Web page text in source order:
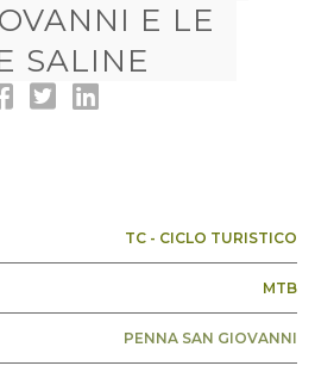
E LE
SALINE
TC - CICLO TURISTICO
MTB
PENNA SAN GIOVANNI